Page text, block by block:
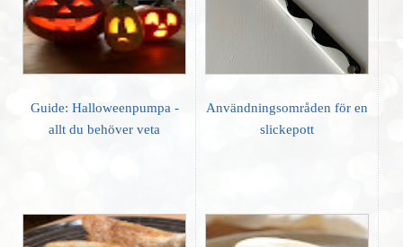
Guide: Halloweenpumpa -
allt du behöver veta
Användningsområden för en
slickepott